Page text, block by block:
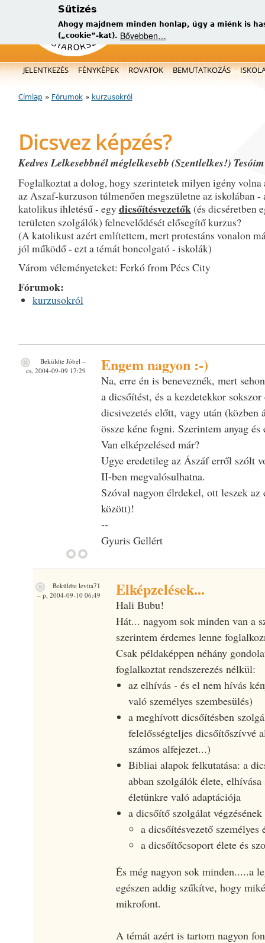
Sütizés
Ahogy majdnem minden honlap, úgy a miénk is
(„cookie”-kat). Bővebben…
új,
Főmenü
JELENTKEZÉS FÉNYKÉPEK ROVATOK BEMUTATKOZÁS
Jelenlegi hely
Címlap » Fórumok» kurzusokról
Dicsvez képzés?
Kedves Lelkesebbnél méglelkesebb (Szentlelkes!)
Foglalkoztat a dolog, hogy szerintetek milyen igény volna
az Aszaf-kurzuson túlmenően megszületne az iskolában -
katolikus ihletésű - egy dicsőítésvezetők(és dicséretben
területen szolgálók) felnevelődését elősegítő kurzus?
(A katolikust azért említettem, mert protestáns vonalon
jól működő - ezt a témát boncolgató - iskolák)
Várom véleményeteket: Ferkó from Pécs City
Fórumok:
kurzusokról
Engem nagyon :-)
Na, erre én is beneveznék, mert
a dicsőítést, és a kezdetekkor
dicsivezetés előtt, vagy után
össze kéne fogni. Szerintem anyag
Van elképzelésed már?
Ugye eredetileg az Ászáf erről szólt
II-ben megvalósulhatna.
Szóval nagyon élrdekel, ott leszek az
között)!
--
Gyuris Gellért
Beküldte Jóbel –
cs, 2004-09-09 17:29
Elképzelések...
Hali Bubu!
Hát... nagyom sok minden van a
szerintem érdemes lenne
Csak példaképpen néhány
foglalkoztat rendszerezés nélkül:
az elhívás - és el nem hívás
való személyes szembesülés)
a meghívott dicsőítésben
felelősségteljes dicsőítőszívvé
számos alfejezet...)
Bibliai alapok felkutatása: a
abban szolgálók élete,
életünkre való adaptációja
a dicsőítő szolgálat
a dicsőítésvezető személyes
a dicsőítőcsoport élete és
És még nagyon sok minden.....a
egészen addig szűkítve, hogy
mikrofont.
A témát azért is tartom nagyon
Beküldte levita71
– p, 2004-09-10 06:49